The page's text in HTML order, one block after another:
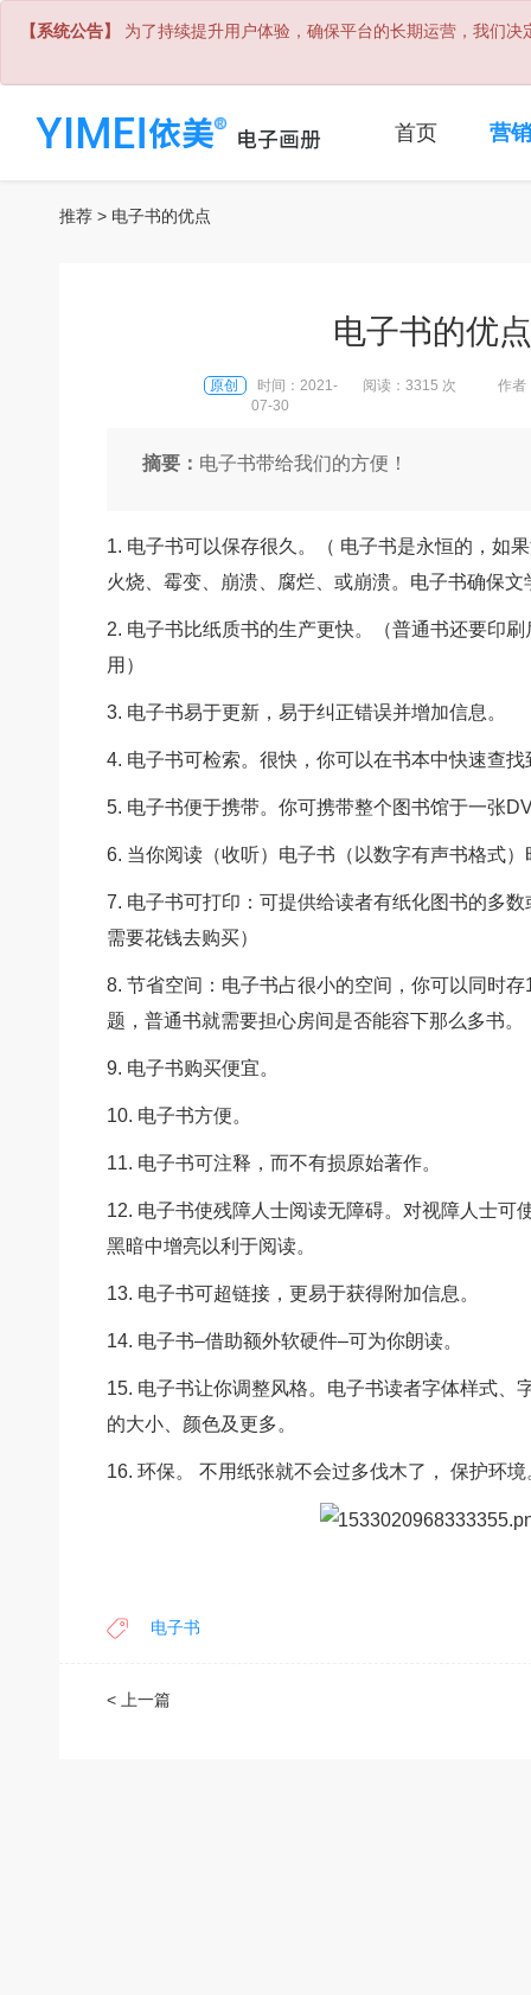
【系统公告】 为了持续提升用户体验，确保平台的长期运营，我们
首页 营
推荐 > 电子书的优点
电子书的优点
原创
时间：2021-
07-30
阅读：3315 次 作者
摘要： 电子书带给我们的方便！
1. 电子书可以保存很久。（ 电子书是永恒的，如
火烧、霉变、崩溃、腐烂、或崩溃。电子书确保
2. 电子书比纸质书的生产更快。（普通书还要印
用）
3. 电子书易于更新，易于纠正错误并增加信息。
4. 电子书可检索。很快，你可以在书本中快速查找
5. 电子书便于携带。你可携带整个图书馆于一张
6. 当你阅读（收听）电子书（以数字有声书格式
7. 电子书可打印：可提供给读者有纸化图书的多
需要花钱去购买）
8. 节省空间：电子书占很小的空间，你可以同时
题，普通书就需要担心房间是否能容下那么多书。
9. 电子书购买便宜。
10. 电子书方便。
11. 电子书可注释，而不有损原始著作。
12. 电子书使残障人士阅读无障碍。对视障人士可
黑暗中增亮以利于阅读。
13. 电子书可超链接，更易于获得附加信息。
14. 电子书–借助额外软硬件–可为你朗读。
15. 电子书让你调整风格。电子书读者字体样式、
的大小、颜色及更多。
16. 环保。 不用纸张就不会过多伐木了， 保护环境
电子书
< 上一篇